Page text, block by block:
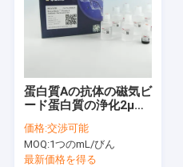
蛋白質Aの抗体の磁気ビ
ード蛋白質の浄化2μm
価格:交渉可能
MOQ:1つのmL/びん
最新価格を得る